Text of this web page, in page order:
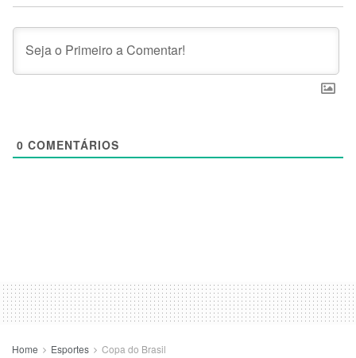
0 COMENTÁRIOS
Home Esportes Copa do Brasil